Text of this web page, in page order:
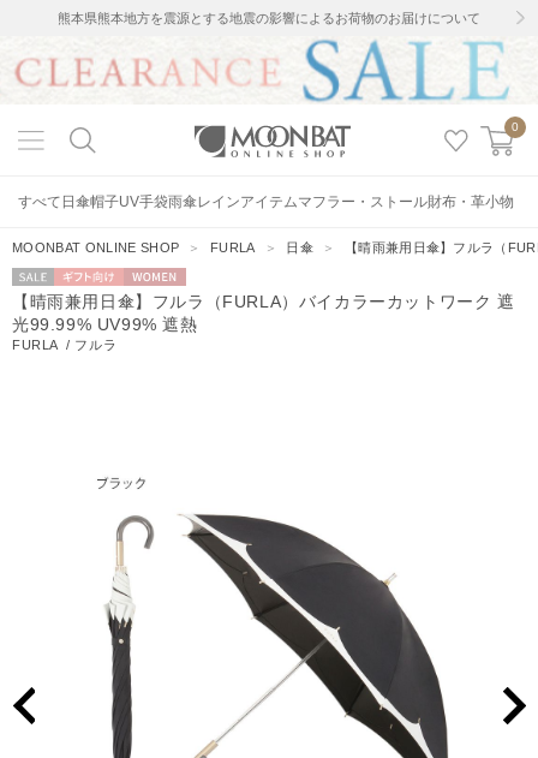
熊本県熊本地方を震源とする地震の影響によるお荷物のお届けについて
0
すべて 日傘帽子UV手袋雨傘レインアイテムマフラー・ストール財布・革小物
MOONBAT ONLINE SHOP ＞ FURLA ＞ 日傘 ＞ 【晴雨兼用日傘】フルラ（
セー
ル
ギフト向
け
WOMEN
【晴雨兼用日傘】フルラ（FURLA）バイカラーカットワーク 遮
光99.99% UV99% 遮熱
FURLA / フルラ